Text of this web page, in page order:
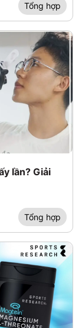
Tổng hợp
lần? Giải
Tổng hợp